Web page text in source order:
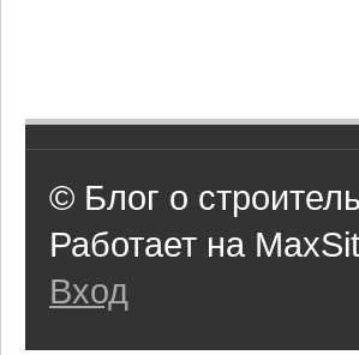
© Блог о
Работает на
Вход